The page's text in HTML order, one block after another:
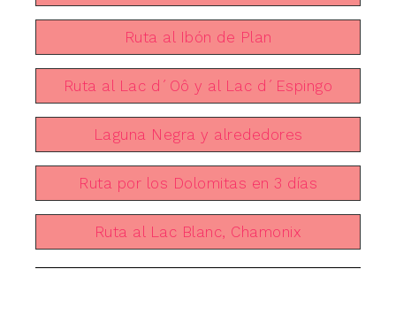
Ruta al Ibón de Plan
Ruta al Lac d´Oô y al Lac d´Espingo
Laguna Negra y alrededores
Ruta por los Dolomitas en 3 días
Ruta al Lac Blanc, Chamonix